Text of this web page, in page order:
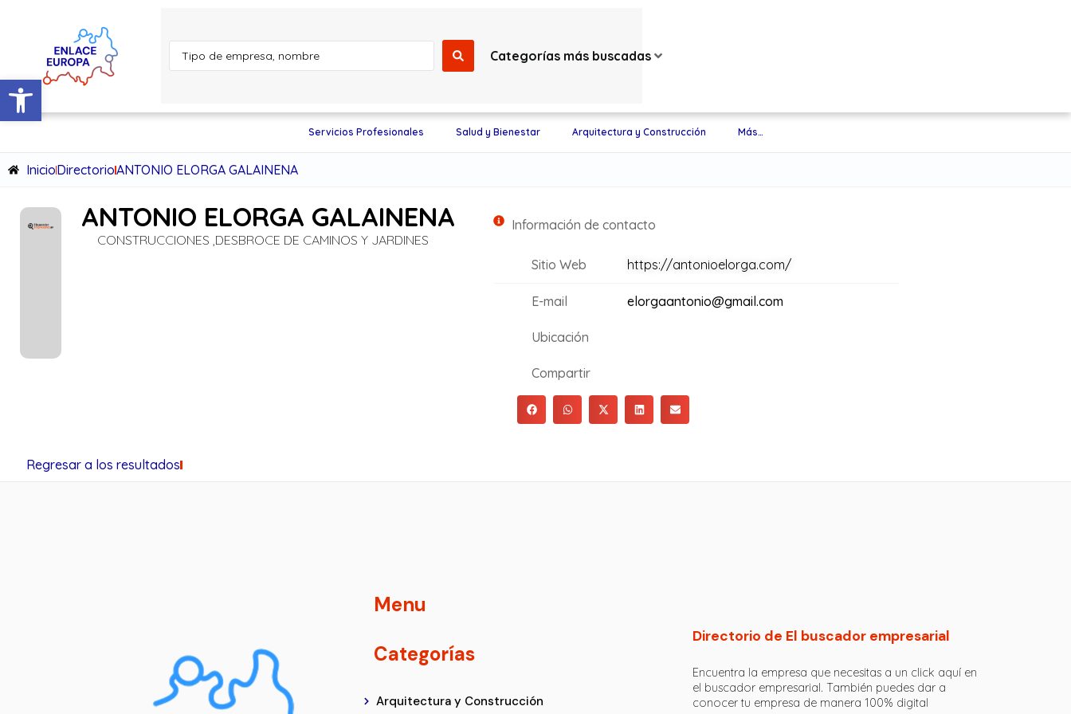
Abrir barra de herramientas
Categorías más buscadas
Servicios Profesionales Salud y Bienestar Arquitectura y Construcción Más…
InicioDirectorioANTONIO ELORGA GALAINENA
ANTONIO ELORGA GALAINENA
CONSTRUCCIONES ,DESBROCE DE CAMINOS Y JARDINES
Información de contacto
Sitio Web https://antonioelorga.com/
E-mail elorgaantonio@gmail.com
Ubicación
Compartir
Regresar a los resultados
Menu
Categorías
Arquitectura y Construcción
Directorio de El buscador empresarial
Encuentra la empresa que necesitas a un click aquí en
el buscador empresarial. También puedes dar a
conocer tu empresa de manera 100% digital